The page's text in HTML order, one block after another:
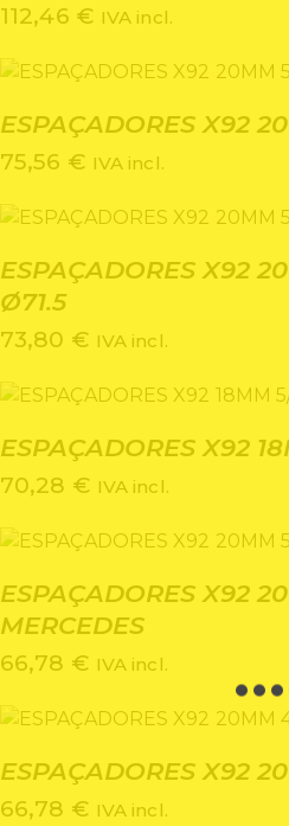
112,46 € IVA incl.
ESPAÇADORES X92
75,56 € IVA incl.
ESPAÇADORES X92
Ø71.5
73,80 € IVA incl.
ESPAÇADORES X92
70,28 € IVA incl.
ESPAÇADORES X92
MERCEDES
66,78 € IVA incl.
ESPAÇADORES X92
66,78 € IVA incl.